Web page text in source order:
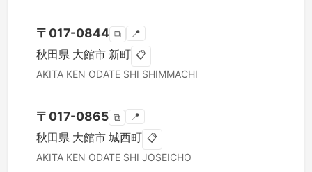
〒 017-0844 ⧉ 📍
秋田県 大館市 新町 📋
AKITA KEN ODATE SHI SHIMMACHI
〒 017-0865 ⧉ 📍
秋田県 大館市 城西町 📋
AKITA KEN ODATE SHI JOSEICHO